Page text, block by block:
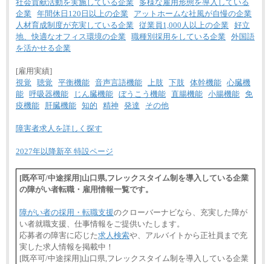
社会貢献活動を実施している企業
多様な雇用形態を導入している
企業 年間休日120日以上の企業
アットホームな社風が自慢の企業
人材育成制度が充実している企業 従業員1,000人以上の企業 好立
地、快適なオフィス環境の企業 職種別採用をしている企業 外国語
を活かせる企業
[雇用実績]
視覚
聴覚 平衡機能 音声言語機能 上肢 下肢 体幹機能 心臓機
能 呼吸器機能 じん臓機能 ぼうこう機能 直腸機能 小腸機能 免
疫機能
肝臓機能 知的 精神 発達 その他
障害者求人を詳しく探す
2027年以降新卒 特設ページ
[既卒可/中途採用]山口県,フレックスタイム制を導入している企業
の障がい者転職・雇用情報一覧です。
障がい者の採用・転職支援のクローバーナビなら、充実した障が
い者就職支援、仕事情報をご提供いたします。
応募者の障害に応じた求人検索や、アルバイトから正社員まで充
実した求人情報を掲載中！
[既卒可/中途採用]山口県,フレックスタイム制を導入している企業